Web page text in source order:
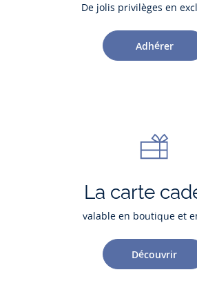
De jolis privilèges en
Adhérer
La carte
valable en boutique et
Découvrir